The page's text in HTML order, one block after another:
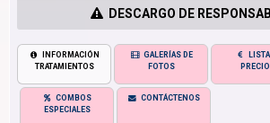
DESCARGO DE
INFORMACIÓN
TRATAMIENTOS
GALERÍAS DE
FOTOS
COMBOS
ESPECIALES
CONTÁCTENOS